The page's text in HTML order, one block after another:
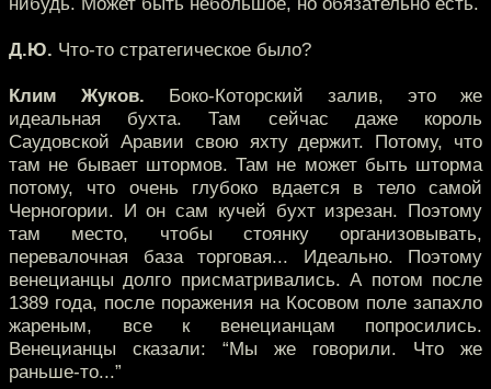
Д.Ю. Что-то стратегическое было?
Клим Жуков. Боко-Которский залив, это же
идеальная бухта. Там сейчас даже король
Саудовской Аравии свою яхту держит. Потому, что
там не бывает штормов. Там не может быть шторма
потому, что очень глубоко вдается в тело самой
Черногории. И он сам кучей бухт изрезан. Поэтому
там место, чтобы стоянку организовывать,
перевалочная база торговая... Идеально. Поэтому
венецианцы долго присматривались. А потом после
1389 года, после поражения на Косовом поле запахло
жареным, все к венецианцам попросились.
Венецианцы сказали: “Мы же говорили. Что же
раньше-то...”